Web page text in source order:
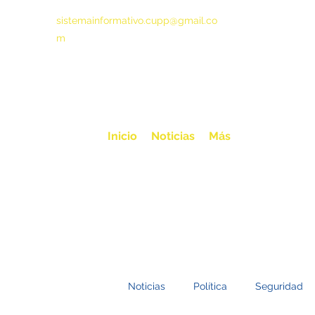
sistemainformativo.cupp@gmail.co
m
Inicio Noticias Más
Noticias Política Seguridad